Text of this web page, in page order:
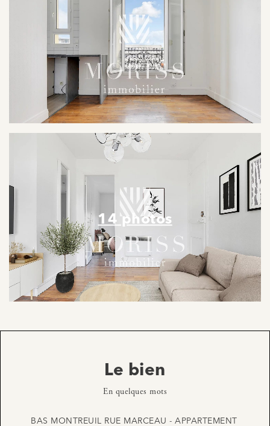
14 photos
Le bien
En quelques mots
BAS MONTREUIL RUE MARCEAU - APPARTEMENT